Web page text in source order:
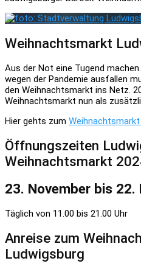
Weihnachtsmarkt
Aus der Not eine Tugend
wegen der Pandemie ausfallen
den Weihnachtsmarkt ins Netz.
Weihnachtsmarkt nun als
Hier gehts zum Weihnachtsmarkt
Öffnungszeiten
Weihnachtsmarkt
23. November bis 22.
Täglich von 11.00 bis 21.00 Uhr
Anreise zum
Ludwigsburg